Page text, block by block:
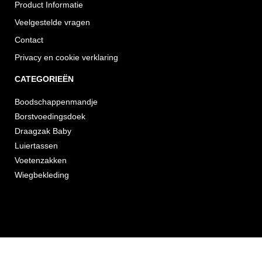
Product Informatie
Veelgestelde vragen
Contact
Privacy en cookie verklaring
CATEGORIEËN
Boodschappenmandje
Borstvoedingsdoek
Draagzak Baby
Luiertassen
Voetenzakken
Wiegbekleding